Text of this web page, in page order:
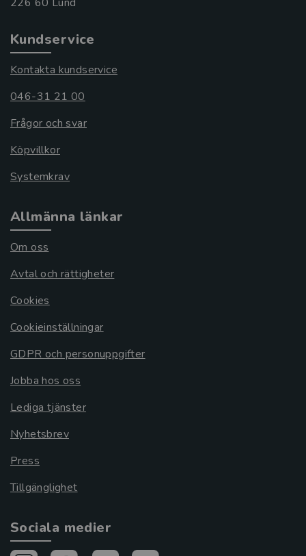
Kundservice
Kontakta kundservice
046-31 21 00
Frågor och svar
Köpvillkor
Systemkrav
Allmänna länkar
Om oss
Avtal och rättigheter
Cookies
Cookieinställningar
GDPR och personuppgifter
Jobba hos oss
Lediga tjänster
Nyhetsbrev
Press
Tillgänglighet
Sociala medier